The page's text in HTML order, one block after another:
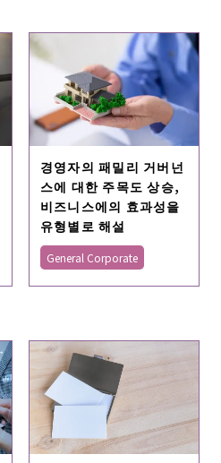
경영자의 패밀리 거버넌
스에 대한 주목도 상승,
비즈니스에의 효과성을
유형별로 해설
General Corporate